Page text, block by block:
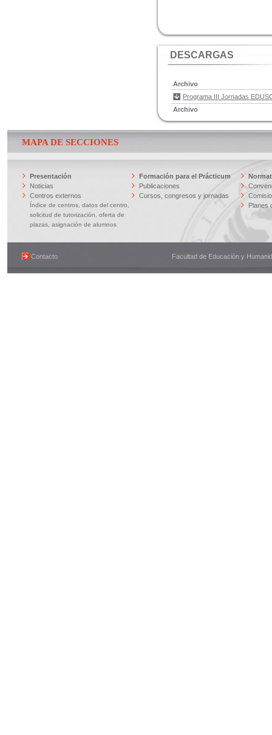
DESCARGAS
Archivo
Archivo
Programa III Jornadas
MAPA DE SECCIONES
Presentación
Noticias
Centros externos
Índice de centros, datos del centro,
solicitud de tutorización, oferta de
plazas, asignación de alumnos
Formación para el Prácticum
Publicaciones
Cursos, congresos y jornadas
Planes
Contacto Facultad de Educación y